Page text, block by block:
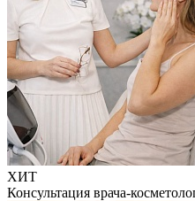
ХИТ
Консультация врача-